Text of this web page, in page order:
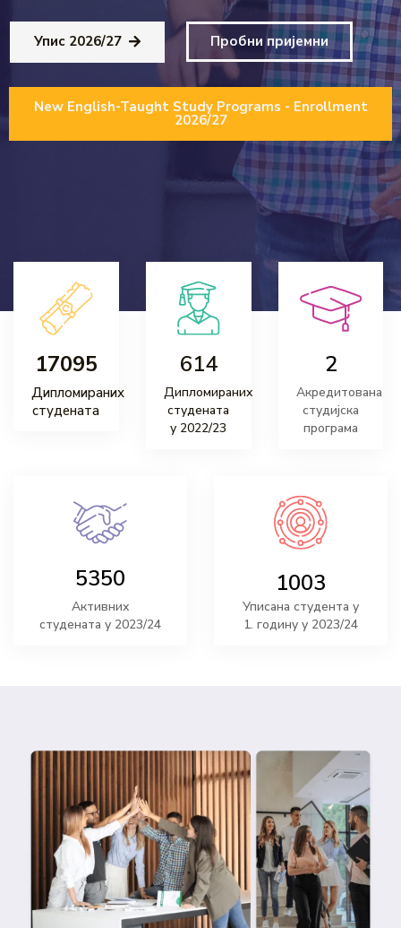
Упис 2026/27 Пробни пријемни
New English-Taught Study Programs - Enrollment
2026/27
17095
Дипломираних
студената
614
Дипломираних
студената
у 2022/23
2
Акредитована
студијска
програма
5350
Активних
студената у 2023/24
1003
Уписана студента у
1. годину у 2023/24